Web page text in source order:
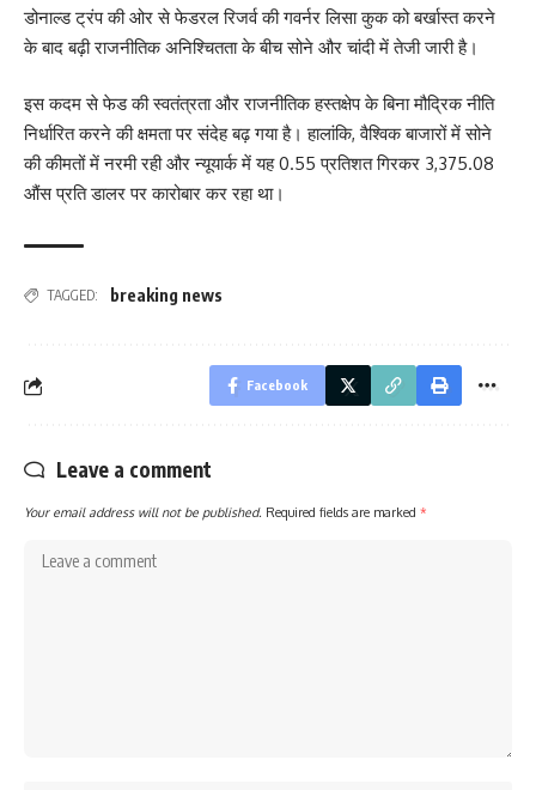
डोनाल्ड ट्रंप की ओर से फेडरल रिजर्व की गवर्नर लिसा कुक को बर्खास्त करने
के बाद बढ़ी राजनीतिक अनिश्चितता के बीच सोने और चांदी में तेजी जारी है।
इस कदम से फेड की स्वतंत्रता और राजनीतिक हस्तक्षेप के बिना मौद्रिक नीति
निर्धारित करने की क्षमता पर संदेह बढ़ गया है। हालांकि, वैश्विक बाजारों में सोने
की कीमतों में नरमी रही और न्यूयार्क में यह 0.55 प्रतिशत गिरकर 3,375.08
औंस प्रति डालर पर कारोबार कर रहा था।
TAGGED: breaking news
Facebook
Leave a comment
Your email address will not be published. Required fields are marked *